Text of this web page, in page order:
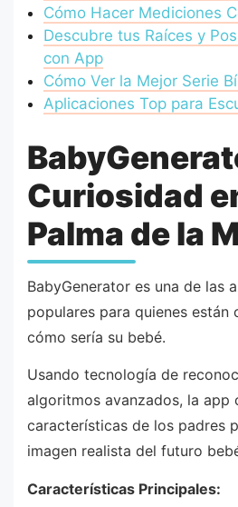
Cómo Hacer Mediciones
Descubre tus Raíces y
con App
Cómo Ver la Mejor Serie
Aplicaciones Top para
Curiosidad
Palma de la
BabyGenerator es una de las
populares para quienes están
cómo sería su bebé.
Usando tecnología de
algoritmos avanzados, la app
características de los padres
imagen realista del futuro
Características Principales: